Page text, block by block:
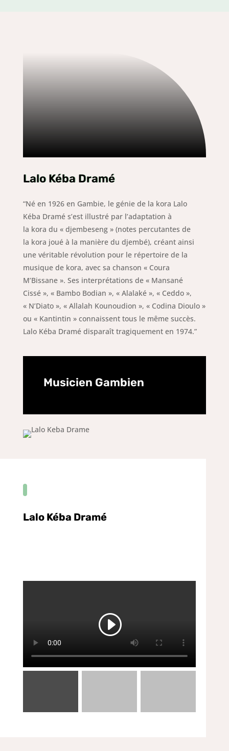
Lalo Kéba Dramé
“Né en 1926 en Gambie, le génie de la kora Lalo
Kéba Dramé s’est illustré par l’adaptation à
la kora du « djembeseng » (notes percutantes de
la kora joué à la manière du djembé), créant ainsi
une véritable révolution pour le répertoire de la
musique de kora, avec sa chanson « Coura
M’Bissane ». Ses interprétations de « Mansané
Cissé », « Bambo Bodian », « Alalaké », « Ceddo »,
« N’Diato », « Allalah Kounoudion », « Codina Dioulo »
ou « Kantintin » connaissent tous le même succès.
Lalo Kéba Dramé disparaît tragiquement en 1974.”
Musicien Gambien
Lalo Kéba Dramé